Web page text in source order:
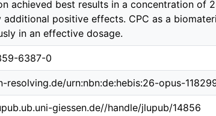
achieved best results in a concentration of
additional positive effects. CPC as a
in an effective dosage.
6387-0
resolving.de/urn:nbn:de:hebis:26-opus-
giessen.de//handle/jlupub/14856